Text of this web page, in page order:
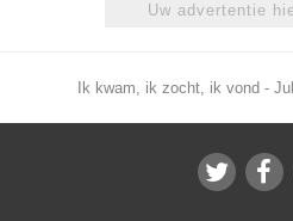
Uw advertentie
Ik kwam, ik zocht, ik vond -